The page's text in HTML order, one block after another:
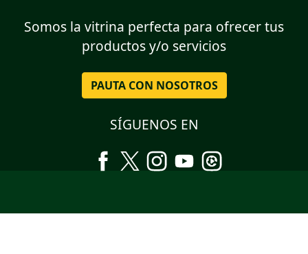
Somos la vitrina perfecta para ofrecer tus
productos y/o servicios
PAUTA CON NOSOTROS
SÍGUENOS EN